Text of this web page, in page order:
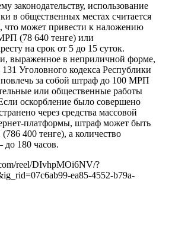
законодательству, использование
в общественных местах считается
что может привести к наложению
(78 640 тенге) или
на срок от 5 до 15 суток.
выраженное в неприличной форме,
Уголовного кодекса Республики
за собой штраф до 100 МРП
или общественные работы
оскорбление было совершено
через средства массовой
платформы, штраф может быть
400 тенге), а количество
до 180 часов.
reel/DIvhpMOi6NV/?
ea85-4552-b79a-